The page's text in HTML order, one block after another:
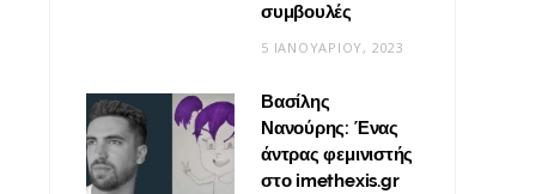
συμβουλές
5 ΙΑΝΟΥΑΡΊΟΥ, 2023
Βασίλης
Νανούρης: Ένας
άντρας φεμινιστής
στο imethexis.gr